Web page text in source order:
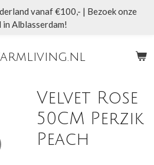
vanaf €100,- | Bezoek onze
in Alblasserdam!
Velvet Rose
50CM Perzik
Peach